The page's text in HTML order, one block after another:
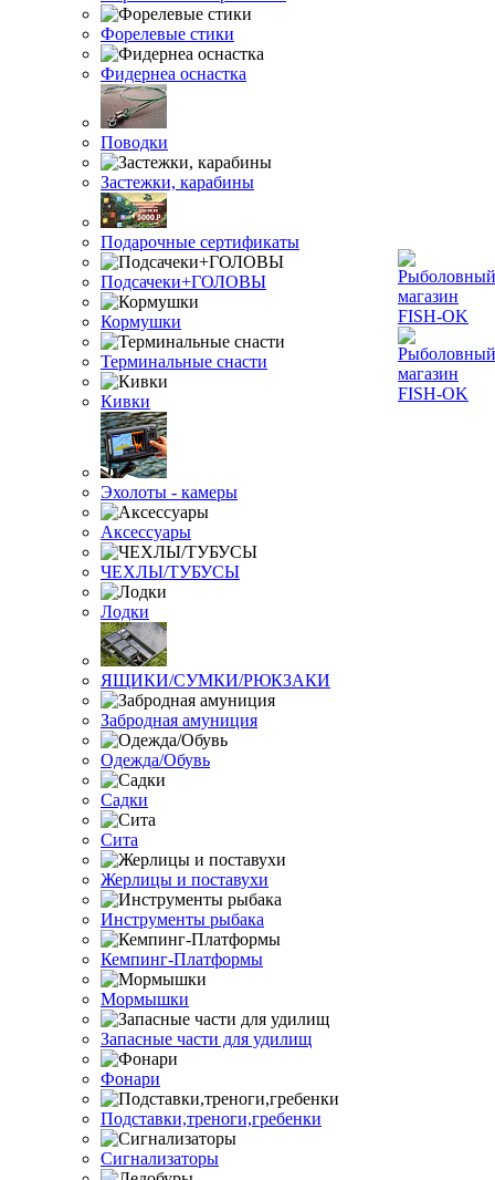
Форелевые стики
Фидернеа оснастка
Поводки
Застежки, карабины
Подарочные сертификаты
Подсачеки+ГОЛОВЫ
Кормушки
Терминальные снасти
Кивки
Эхолоты - камеры
Аксессуары
ЧЕХЛЫ/ТУБУСЫ
Лодки
ЯЩИКИ/СУМКИ/РЮКЗАКИ
Забродная амуниция
Одежда/Обувь
Садки
Сита
Жерлицы и поставухи
Инструменты рыбака
Кемпинг-Платформы
Мормышки
Запасные части для удилищ
Фонари
Подставки,треноги,гребенки
Сигнализаторы